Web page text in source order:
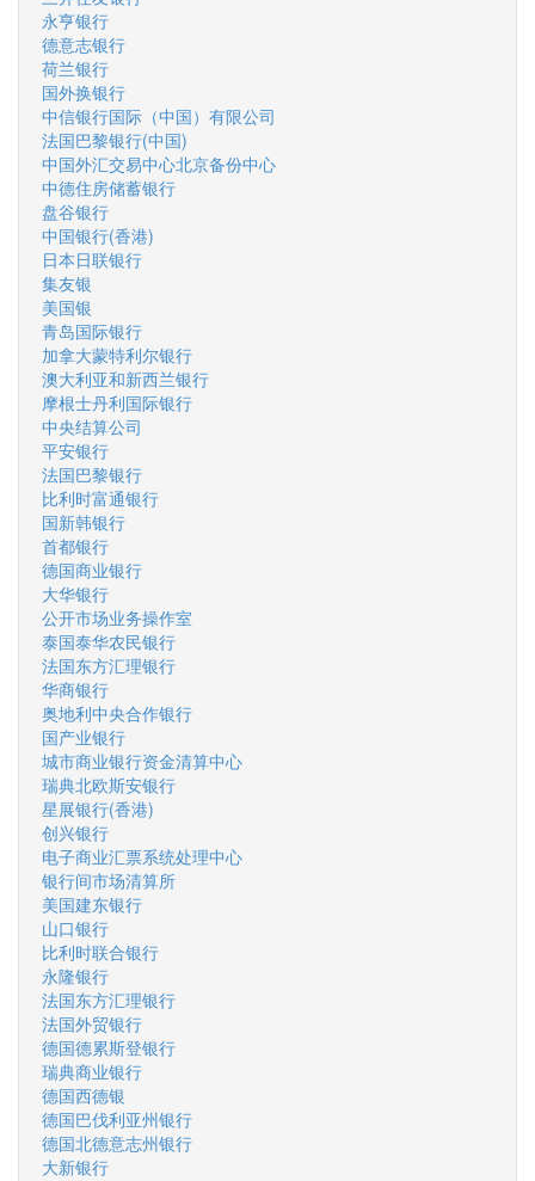
永亨银行
德意志银行
荷兰银行
国外换银行
中信银行国际（中国）有限公司
法国巴黎银行(中国)
中国外汇交易中心北京备份中心
中德住房储蓄银行
盘谷银行
中国银行(香港)
日本日联银行
集友银
美国银
青岛国际银行
加拿大蒙特利尔银行
澳大利亚和新西兰银行
摩根士丹利国际银行
中央结算公司
平安银行
法国巴黎银行
比利时富通银行
国新韩银行
首都银行
德国商业银行
大华银行
公开市场业务操作室
泰国泰华农民银行
法国东方汇理银行
华商银行
奥地利中央合作银行
国产业银行
城市商业银行资金清算中心
瑞典北欧斯安银行
星展银行(香港)
创兴银行
电子商业汇票系统处理中心
银行间市场清算所
美国建东银行
山口银行
比利时联合银行
永隆银行
法国东方汇理银行
法国外贸银行
德国德累斯登银行
瑞典商业银行
德国西德银
德国巴伐利亚州银行
德国北德意志州银行
大新银行